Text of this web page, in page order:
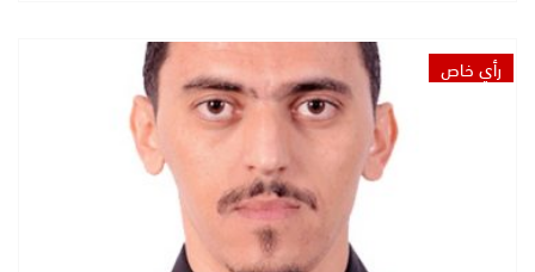
رأي خاص